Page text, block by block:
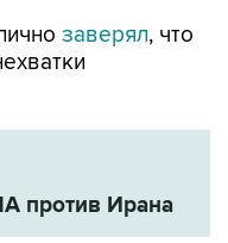
заверял, что
против Ирана